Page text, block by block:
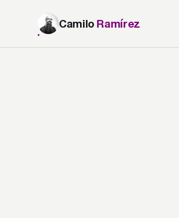
Camilo Ramírez